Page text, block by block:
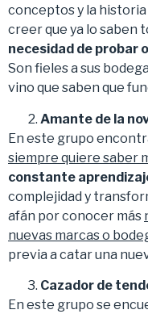
conceptos y la historia
creer que ya lo saben
necesidad de probar
Son fieles a sus
vino que saben que
Amante de la
En este grupo
siempre quiere saber
constante
complejidad y
afán por conocer más
nuevas marcas o
previa a catar una
Cazador de
En este grupo se